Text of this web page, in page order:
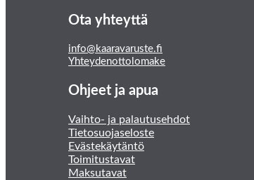
Ota yhteyttä
info@kaaravaruste.fi
Yhteydenottolomake
Ohjeet ja apua
Vaihto- ja palautusehdot
Tietosuojaseloste
Evästekäytäntö
Toimitustavat
Maksutavat